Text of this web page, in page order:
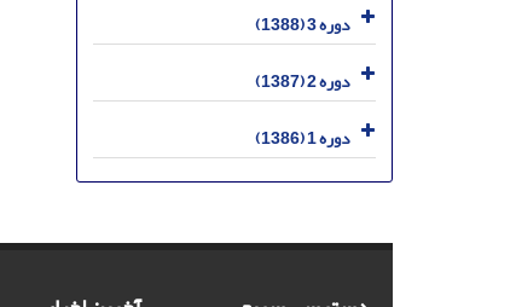
دوره 3 (1388)
دوره 2 (1387)
دوره 1 (1386)